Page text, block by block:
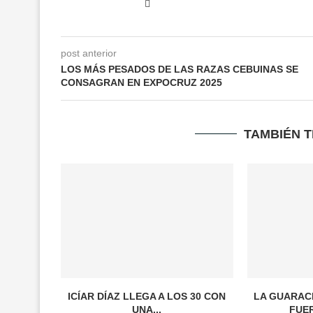
post anterior
LOS MÁS PESADOS DE LAS RAZAS CEBUINAS SE
CONSAGRAN EN EXPOCRUZ 2025
TAMBIÉN
ICÍAR DÍAZ LLEGA A LOS 30 CON
UNA...
LA